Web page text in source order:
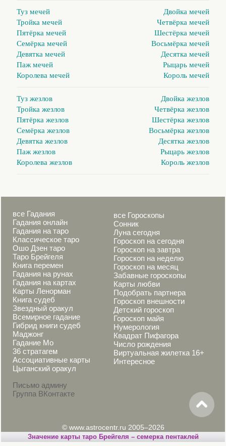
Туз мечей
Двойка мечей
Тройка мечей
Четвёрка мечей
Пятёрка мечей
Шестёрка мечей
Семёрка мечей
Восьмёрка мечей
Девятка мечей
Десятка мечей
Паж мечей
Рыцарь мечей
Королева мечей
Король мечей
Туз жезлов
Двойка жезлов
Тройка жезлов
Четвёрка жезлов
Пятёрка жезлов
Шестёрка жезлов
Семёрка жезлов
Восьмёрка жезлов
Девятка жезлов
Десятка жезлов
Паж жезлов
Рыцарь жезлов
Королева жезлов
Король жезлов
все Гадания
Гадания онлайн
Гадания на таро
Классическое таро
Ошо Дзен таро
Таро Брейгеля
Книга перемен
Гадания на рунах
Гадания на картах
Карты Ленорман
Книга судеб
Звездный оракул
Всемирное гадание
Гибрид книги судеб
Маджонг
Гадание Мо
36 стратагем
Ассоциативные карты
Цыганский оракул
Письмо админу
Группа ВКонтакте
все Гороскопы
Сонник
Луна сегодня
Гороскоп на сегодня
Гороскоп на завтра
Гороскоп на неделю
Гороскоп на месяц
Забавные гороскопы
Карты любви
Подобрать партнера
Гороскоп внешности
Детский гороскоп
Гороскоп майя
Нумерология
Квадрат Пифагора
Число рождения
Виртуальная жилетка 16+
Интересное
© www.astrocentr.ru 2005–2026
Значение карты таро Брейгеля – семерка пентаклей